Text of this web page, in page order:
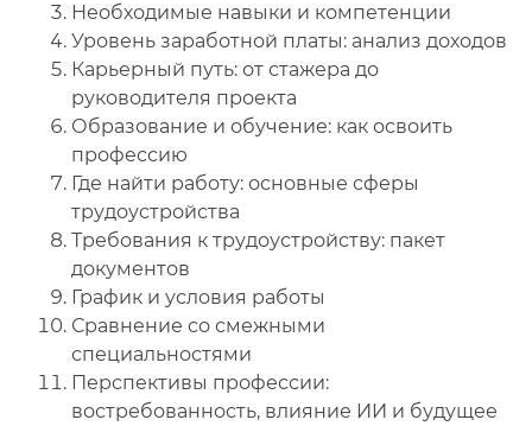
Необходимые навыки и компетенции
Уровень заработной платы: анализ доходов
Карьерный путь: от стажера до
руководителя проекта
Образование и обучение: как освоить
профессию
Где найти работу: основные сферы
трудоустройства
Требования к трудоустройству: пакет
документов
График и условия работы
Сравнение со смежными
специальностями
Перспективы профессии:
востребованность, влияние ИИ и будущее